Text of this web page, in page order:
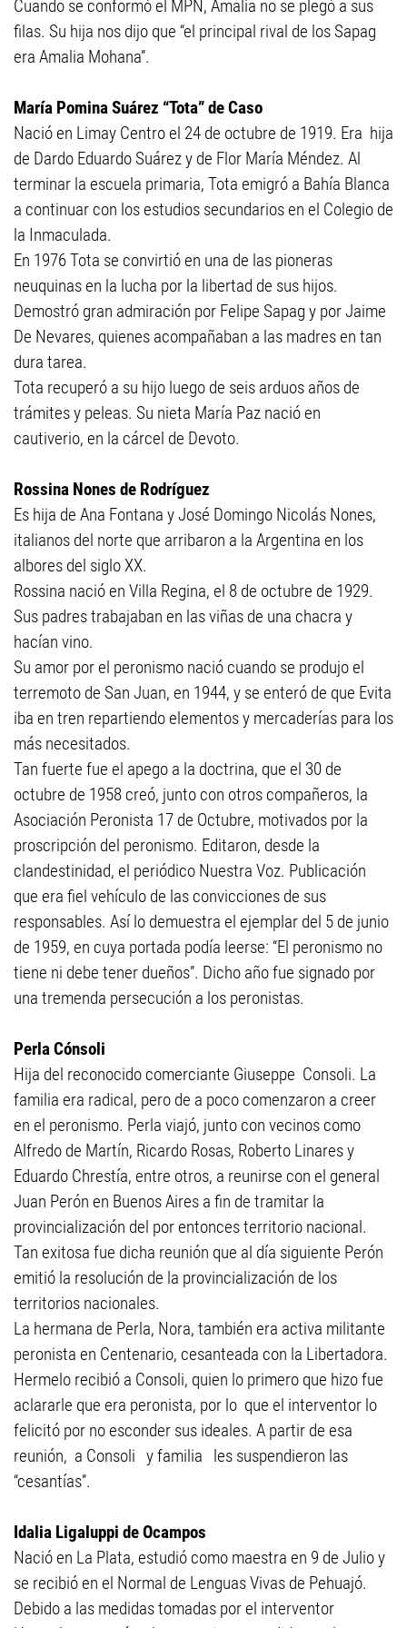
Cuando se conformó el MPN, Amalia no se plegó a sus
filas. Su hija nos dijo que “el principal rival de los Sapag
era Amalia Mohana”.
María Pomina Suárez “Tota” de Caso
Nació en Limay Centro el 24 de octubre de 1919. Era hija
de Dardo Eduardo Suárez y de Flor María Méndez. Al
terminar la escuela primaria, Tota emigró a Bahía Blanca
a continuar con los estudios secundarios en el Colegio de
la Inmaculada.
En 1976 Tota se convirtió en una de las pioneras
neuquinas en la lucha por la libertad de sus hijos.
Demostró gran admiración por Felipe Sapag y por Jaime
De Nevares, quienes acompañaban a las madres en tan
dura tarea.
Tota recuperó a su hijo luego de seis arduos años de
trámites y peleas. Su nieta María Paz nació en
cautiverio, en la cárcel de Devoto.
Rossina Nones de Rodríguez
Es hija de Ana Fontana y José Domingo Nicolás Nones,
italianos del norte que arribaron a la Argentina en los
albores del siglo XX.
Rossina nació en Villa Regina, el 8 de octubre de 1929.
Sus padres trabajaban en las viñas de una chacra y
hacían vino.
Su amor por el peronismo nació cuando se produjo el
terremoto de San Juan, en 1944, y se enteró de que Evita
iba en tren repartiendo elementos y mercaderías para los
más necesitados.
Tan fuerte fue el apego a la doctrina, que el 30 de
octubre de 1958 creó, junto con otros compañeros, la
Asociación Peronista 17 de Octubre, motivados por la
proscripción del peronismo. Editaron, desde la
clandestinidad, el periódico Nuestra Voz. Publicación
que era fiel vehículo de las convicciones de sus
responsables. Así lo demuestra el ejemplar del 5 de junio
de 1959, en cuya portada podía leerse: “El peronismo no
tiene ni debe tener dueños”. Dicho año fue signado por
una tremenda persecución a los peronistas.
Perla Cónsoli
Hija del reconocido comerciante Giuseppe Consoli. La
familia era radical, pero de a poco comenzaron a creer
en el peronismo. Perla viajó, junto con vecinos como
Alfredo de Martín, Ricardo Rosas, Roberto Linares y
Eduardo Chrestía, entre otros, a reunirse con el general
Juan Perón en Buenos Aires a fin de tramitar la
provincialización del por entonces territorio nacional.
Tan exitosa fue dicha reunión que al día siguiente Perón
emitió la resolución de la provincialización de los
territorios nacionales.
La hermana de Perla, Nora, también era activa militante
peronista en Centenario, cesanteada con la Libertadora.
Hermelo recibió a Consoli, quien lo primero que hizo fue
aclararle que era peronista, por lo que el interventor lo
felicitó por no esconder sus ideales. A partir de esa
reunión, a Consoli y familia les suspendieron las
“cesantías”.
Idalia Ligaluppi de Ocampos
Nació en La Plata, estudió como maestra en 9 de Julio y
se recibió en el Normal de Lenguas Vivas de Pehuajó.
Debido a las medidas tomadas por el interventor